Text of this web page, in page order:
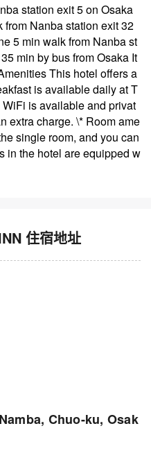
station exit 5 on Osaka
Nanba station exit 32
5 min walk from Nanba st
min by bus from Osaka It
This hotel offers a
is available daily at T
is available and privat
extra charge. \* Room ame
single room, and you can
in the hotel are equipped w
住宿地址
Chuo-ku, Osak